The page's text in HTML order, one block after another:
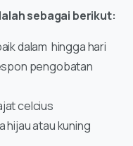
sebagai berikut:
dalam hingga hari
pengobatan
celcius
hijau atau kuning